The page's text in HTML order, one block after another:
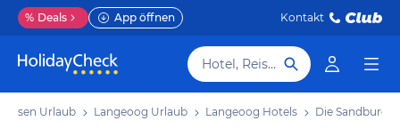
% Deals App öffnen Kontakt
Hotel, Reiseziel
Urlaub Langeoog Urlaub Langeoog Hotels Die Sandburg